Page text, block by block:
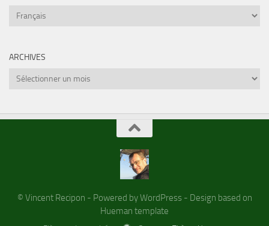
ARCHIVES
Archives
© Vincent Recipon - Powered by WordPress - Design based on
Hueman template